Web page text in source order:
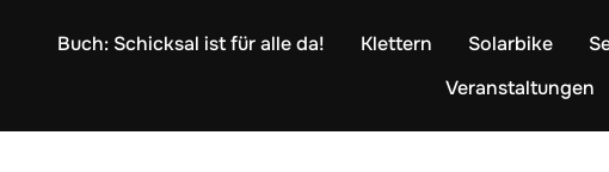
Buch: Schicksal ist für alle da! Klettern Solarbike
Veranstaltungen